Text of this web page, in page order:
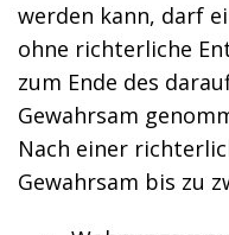
werden kann, darf
ohne richterliche
zum Ende des
Gewahrsam
Nach einer
Gewahrsam bis zu